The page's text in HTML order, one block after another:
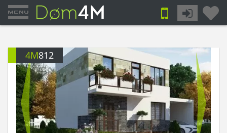
4M812